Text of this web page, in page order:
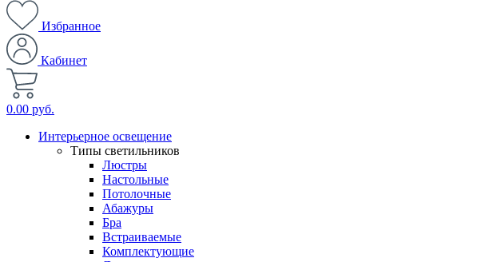
Избранное
Кабинет
0.00 руб.
Интерьерное освещение
Типы светильников
Люстры
Настольные
Потолочные
Абажуры
Бра
Встраиваемые
Комплектующие